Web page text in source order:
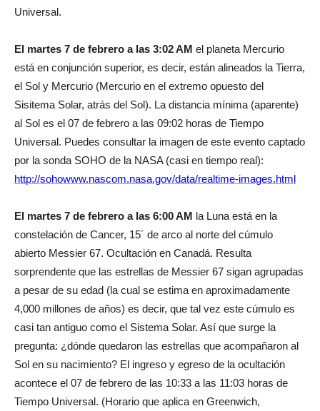
Universal.
El martes 7 de febrero a las 3:02 AM el planeta Mercurio
está en conjunción superior, es decir, están alineados la Tierra,
el Sol y Mercurio (Mercurio en el extremo opuesto del
Sisitema Solar, atrás del Sol). La distancia mínima (aparente)
al Sol es el 07 de febrero a las 09:02 horas de Tiempo
Universal. Puedes consultar la imagen de este evento captado
por la sonda SOHO de la NASA (casi en tiempo real):
http://sohowww.nascom.nasa.gov/data/realtime-images.html
El martes 7 de febrero a las 6:00 AM la Luna está en la
constelación de Cancer, 15´ de arco al norte del cúmulo
abierto Messier 67. Ocultación en Canadá. Resulta
sorprendente que las estrellas de Messier 67 sigan agrupadas
a pesar de su edad (la cual se estima en aproximadamente
4,000 millones de años) es decir, que tal vez este cúmulo es
casi tan antiguo como el Sistema Solar. Así que surge la
pregunta: ¿dónde quedaron las estrellas que acompañaron al
Sol en su nacimiento? El ingreso y egreso de la ocultación
acontece el 07 de febrero de las 10:33 a las 11:03 horas de
Tiempo Universal. (Horario que aplica en Greenwich,